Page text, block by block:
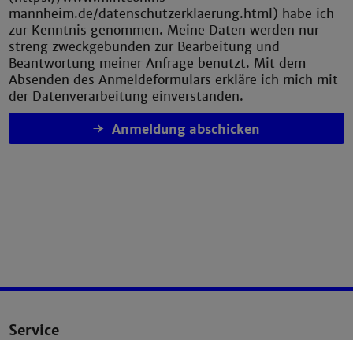
mannheim.de/datenschutzerklaerung.html) habe ich
zur Kenntnis genommen. Meine Daten werden nur
streng zweckgebunden zur Bearbeitung und
Beantwortung meiner Anfrage benutzt. Mit dem
Absenden des Anmeldeformulars erkläre ich mich mit
der Datenverarbeitung einverstanden.
Anmeldung abschicken
Service